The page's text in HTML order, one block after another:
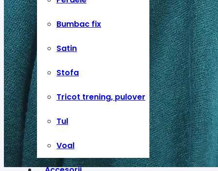
Bumbac fix
Satin
Stofa
Tricot trening, pulover
Tul
Voal